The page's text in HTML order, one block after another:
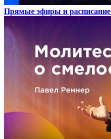
Прямые эфиры и расписание